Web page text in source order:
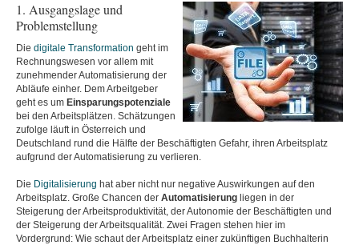
1. Ausgangslage und
Problemstellung
Die digitale Transformation geht im
Rechnungswesen vor allem mit
zunehmender Automatisierung der
Abläufe einher. Dem Arbeitgeber
geht es um Einsparungspotenziale
bei den Arbeitsplätzen. Schätzungen
zufolge läuft in Österreich und
Deutschland rund die Hälfte der Beschäftigten Gefahr, ihren Arbeitsplatz
aufgrund der Automatisierung zu verlieren.
Die Digitalisierung hat aber nicht nur negative Auswirkungen auf den
Arbeitsplatz. Große Chancen der Automatisierung liegen in der
Steigerung der Arbeitsproduktivität, der Autonomie der Beschäftigten und
der Steigerung der Arbeitsqualität. Zwei Fragen stehen hier im
Vordergrund: Wie schaut der Arbeitsplatz einer zukünftigen Buchhalterin